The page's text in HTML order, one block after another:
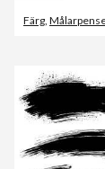
Färg,